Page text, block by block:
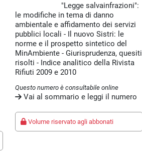
"Legge salvainfrazioni":
le modifiche in tema di danno
ambientale e affidamento dei servizi
pubblici locali - Il nuovo Sistri: le
norme e il prospetto sintetico del
MinAmbiente - Giurisprudenza, quesiti
risolti - Indice analitico della Rivista
Rifiuti 2009 e 2010
Questo numero è consultabile online
Vai al sommario e leggi il numero
Volume riservato agli abbonati